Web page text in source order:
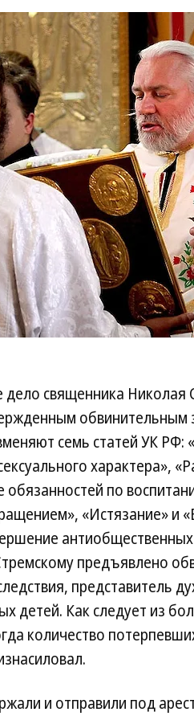
священника Николая
семь статей УК РФ:
характера»,
по
«Истязание» и
предъявлено
представитель
детей. Как следует из
количество
и отправили под